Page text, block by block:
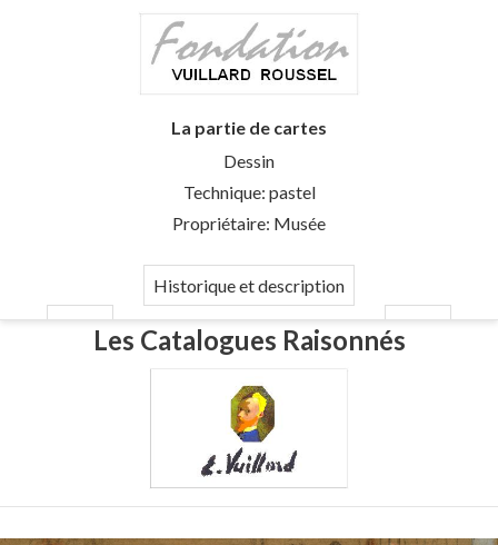
La partie de cartes
Dessin
Technique: pastel
Propriétaire: Musée
Historique et description
Les Catalogues Raisonnés